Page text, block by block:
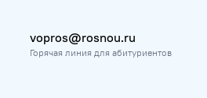
vopros@rosnou.ru
Горячая линия для абитуриентов